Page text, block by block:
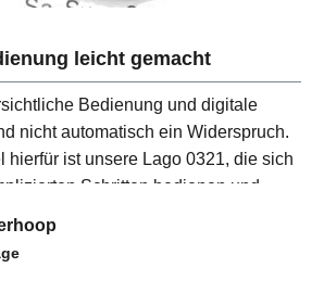
leicht gemacht
Bedienung und digitale
nicht automatisch ein Widerspruch.
hierfür ist unsere Lago 0321, die sich
Schritten bedienen und
diesem kleinen Bei